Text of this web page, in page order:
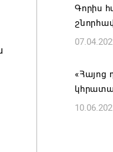
է թե՛
Գորիս